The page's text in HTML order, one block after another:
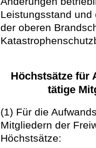
Leistungsstand und
der oberen
Höchstsätze für
tätige
(1) Für die
Mitgliedern der
Höchstsätze: